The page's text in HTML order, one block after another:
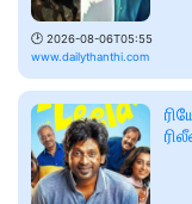
🕑 2026-08-06T05:55
www.dailythanthi.com